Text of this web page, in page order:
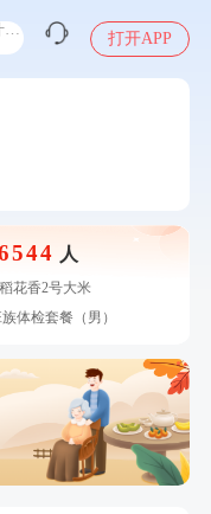
打开APP
人
花香2号大米
奶锅DF-CP103M
康体检一档
体检一档
MO-CW5 白色
花香2号大米
体检套餐（男）
不锈钢刀具六件套装
不锈钢刀具六件套装
常规体检套餐
女士体检套餐